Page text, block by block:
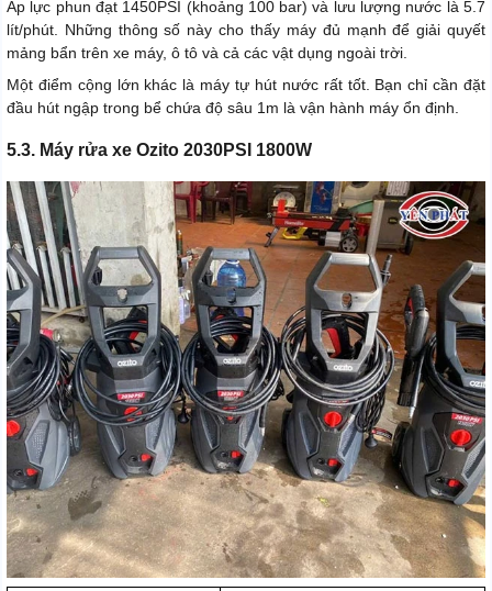
Áp lực phun đạt 1450PSI (khoảng 100 bar) và lưu lượng nước là 5.7
lít/phút. Những thông số này cho thấy máy đủ mạnh để giải quyết
mảng bẩn trên xe máy, ô tô và cả các vật dụng ngoài trời.
Một điểm cộng lớn khác là máy tự hút nước rất tốt. Bạn chỉ cần đặt
đầu hút ngập trong bể chứa độ sâu 1m là vận hành máy ổn định.
5.3. Máy rửa xe Ozito 2030PSI 1800W